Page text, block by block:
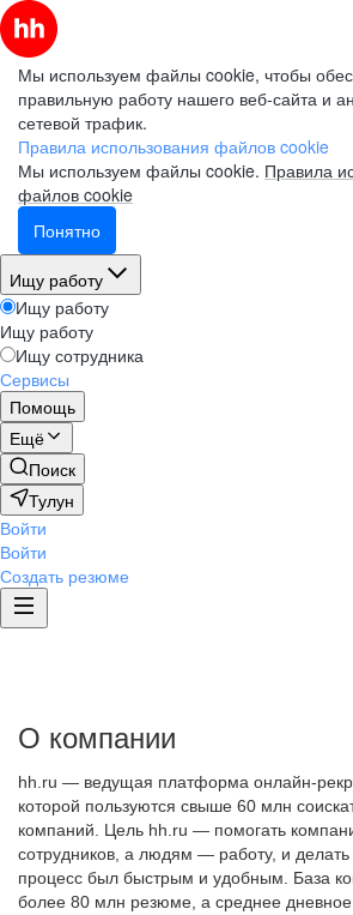
Мы используем файлы cookie, чтобы
правильную работу нашего веб-сайта и
сетевой трафик.
Правила использования файлов cookie
Мы используем файлы cookie. Правила
файлов cookie
Понятно
Ищу работу
Ищу работу
Ищу работу
Ищу сотрудника
Сервисы
Помощь
Ещё
Поиск
Тулун
Войти
Войти
Создать резюме
О компании
hh.ru — ведущая платформа онлайн-
которой пользуются свыше 60 млн
компаний. Цель hh.ru — помогать
сотрудников, а людям — работу, и делать
процесс был быстрым и удобным. База
более 80 млн резюме, а среднее дневное